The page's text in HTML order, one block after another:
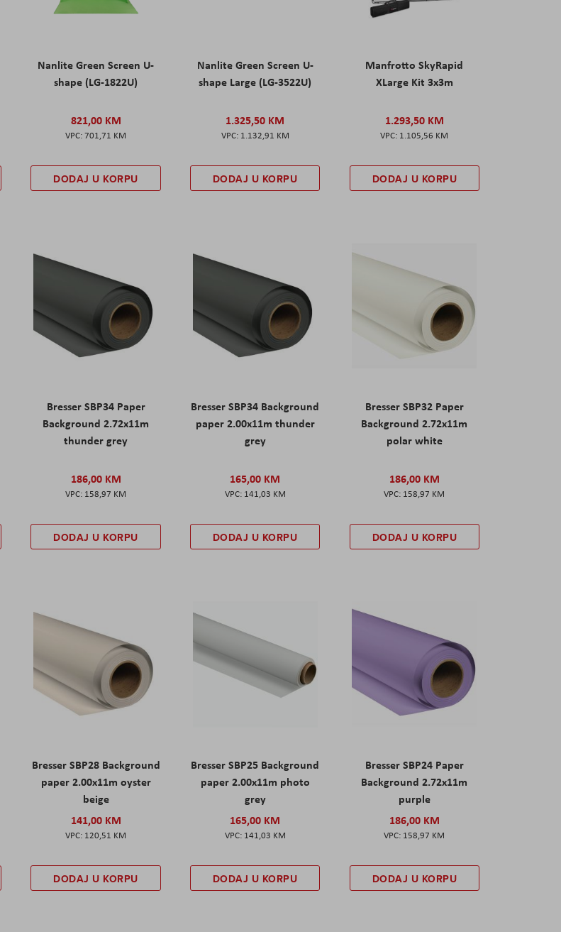
Nanlite Green Screen U-
shape (LG-1822U)
821,00 KM
701,71 KM
DODAJ U KORPU
Nanlite Green Screen U-
shape Large (LG-3522U)
1.325,50 KM
1.132,91 KM
DODAJ U KORPU
Manfrotto SkyRapid
XLarge Kit 3x3m
1.293,50 KM
1.105,56 KM
DODAJ U KORPU
Bresser SBP34 Paper
Background 2.72x11m
thunder grey
186,00 KM
158,97 KM
DODAJ U KORPU
Bresser SBP34 Background
paper 2.00x11m thunder
grey
165,00 KM
141,03 KM
DODAJ U KORPU
Bresser SBP32 Paper
Background 2.72x11m
polar white
186,00 KM
158,97 KM
DODAJ U KORPU
Bresser SBP28 Background
paper 2.00x11m oyster
beige
141,00 KM
120,51 KM
DODAJ U KORPU
Bresser SBP25 Background
paper 2.00x11m photo
grey
165,00 KM
141,03 KM
DODAJ U KORPU
Bresser SBP24 Paper
Background 2.72x11m
purple
186,00 KM
158,97 KM
DODAJ U KORPU